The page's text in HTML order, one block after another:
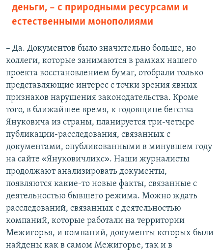
деньги, – с природными ресурсами и
естественными монополиями
– Да. Документов было значительно больше, но
коллеги, которые занимаются в рамках нашего
проекта восстановлением бумаг, отобрали только
представляющие интерес с точки зрения явных
признаков нарушения законодательства. Кроме
того, в ближайшее время, к годовщине бегства
Януковича из страны, планируется три-четыре
публикации-расследования, связанных с
документами, опубликованными в минувшем году
на сайте «Януковичликс». Наши журналисты
продолжают анализировать документы,
появляются какие-то новые факты, связанные с
деятельностью бывшего режима. Можно ждать
расследований, связанных с деятельностью
компаний, которые работали на территории
Межигорья, и компаний, документы которых были
найдены как в самом Межигорье, так и в